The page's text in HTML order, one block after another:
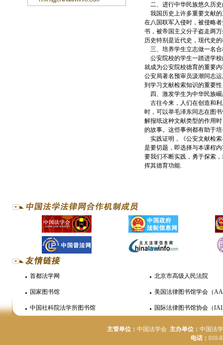
二、进行中华民族悠久历史
我国历史上许多重要文献的
在八国联军入侵时，被侵略
书，被帝国主义分子盗走两
历史特别是近代史，现代史
三、培养学生立志做一名
公安院校的学生一踏进学校
就成为公安院校德育的重要
公安局著名预审员汲潮同志
到学习文献检索知识的重要
四、激发学生为中华民族
古往今来，人们在创造和利
时，可以举毛泽东同志在图
解报纸这种文献类型的作用
的故事。这些事例都有助于
实践证明，《公安文献检索
是要切题，即选择与本课程
要我们不断实践，勇于探索
挥其德育功能.
首都法学网 北京市高级人民法院
国家图书馆 美国法律图书馆学会（
中国社科院法学所图书馆 国际法律图书馆协会（
主管单位： 中国法学会 主办单位： 中国法
电话： 010-